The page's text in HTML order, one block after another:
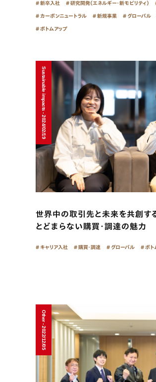
新卒入社 研究開発（エネルギー・新モビリティ）
カーボンニュートラル 新規事業 グローバル
ボトムアップ
Sustainable impacts - 2024/02/19
世界中の取引先と未来を共創
とどまらない購買・調達の魅力
キャリア入社 購買・調達 グローバル ボト
Other - 2022/12/05